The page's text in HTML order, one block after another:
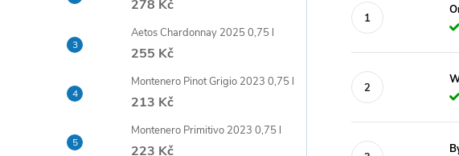
t
r
a
n
278 Kč
Aetos Chardonnay 2025 0,75 l
255 Kč
Montenero Pinot Grigio 2023 0,75 l
213 Kč
Montenero Primitivo 2023 0,75 l
223 Kč